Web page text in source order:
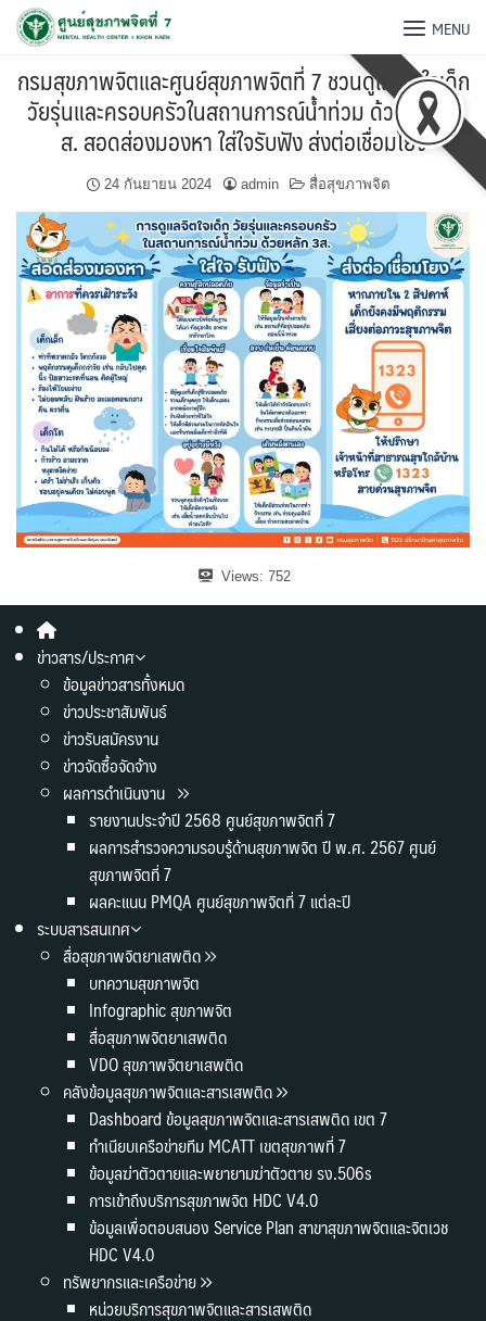
MENU
กรมสุขภาพจิตและศูนย์สุขภาพจิตที่ 7 ชวนดูแลจิตใจเด็ก
วัยรุ่นและครอบครัวในสถานการณ์น้ำท่วม ด้วยหลัก 3
ส. สอดส่องมองหา ใส่ใจรับฟัง ส่งต่อเชื่อมโยง
24 กันยายน 2024 admin สื่อสุขภาพจิต
Views: 752
ข่าวสาร/ประกาศ
ข้อมูลข่าวสารทั้งหมด
ข่าวประชาสัมพันธ์
ข่าวรับสมัครงาน
ข่าวจัดซื้อจัดจ้าง
ผลการดำเนินงาน
รายงานประจำปี 2568 ศูนย์สุขภาพจิตที่ 7
ผลการสำรวจความรอบรู้ด้านสุขภาพจิต ปี พ.ศ. 2567 ศูนย์
สุขภาพจิตที่ 7
ผลคะแนน PMQA ศูนย์สุขภาพจิตที่ 7 แต่ละปี
ระบบสารสนเทศ
สื่อสุขภาพจิตยาเสพติด
บทความสุขภาพจิต
Infographic สุขภาพจิต
สื่อสุขภาพจิตยาเสพติด
VDO สุขภาพจิตยาเสพติด
คลังข้อมูลสุขภาพจิตและสารเสพติด
Dashboard ข้อมูลสุขภาพจิตและสารเสพติด เขต 7
ทำเนียบเครือข่ายทีม MCATT เขตสุขภาพที่ 7
ข้อมูลฆ่าตัวตายและพยายามฆ่าตัวตาย รง.506s
การเข้าถึงบริการสุขภาพจิต HDC V4.0
ข้อมูลเพื่อตอบสนอง Service Plan สาขาสุขภาพจิตและจิตเวช
HDC V4.0
ทรัพยากรและเครือข่าย
หน่วยบริการสุขภาพจิตและสารเสพติด